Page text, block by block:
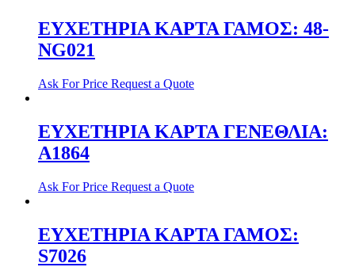
ΕΥΧΕΤΗΡΙΑ ΚΑΡΤΑ ΓΑΜΟΣ: 48-
NG021
Ask For Price Request a Quote
ΕΥΧΕΤΗΡΙΑ ΚΑΡΤΑ ΓΕΝΕΘΛΙΑ:
Α1864
Ask For Price Request a Quote
ΕΥΧΕΤΗΡΙΑ ΚΑΡΤΑ ΓΑΜΟΣ:
S7026